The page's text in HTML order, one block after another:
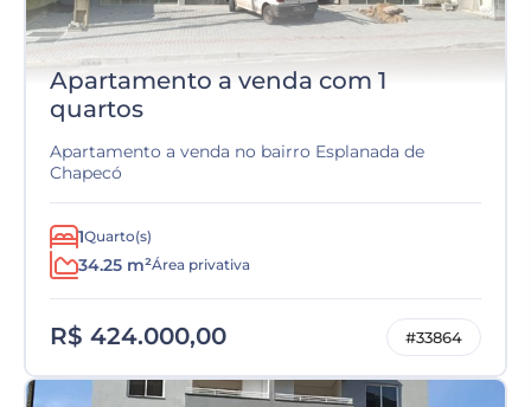
Apartamento a venda com 1
quartos
Apartamento a venda no bairro Esplanada de
Chapecó
1Quarto(s)
34.25 m²Área privativa
R$ 424.000,00 #33864